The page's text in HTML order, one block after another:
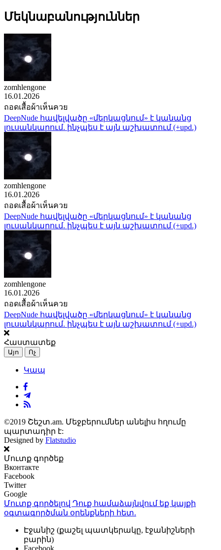
Մեկնաբանություններ
zomhlengone
16.01.2026
ถอดเสื้อผ้าเห็นควย
DeepNude հավելվածը «մերկացնում» է կանանց
լուսանկարում. ինչպես է այն աշխատում (+upd.)
zomhlengone
16.01.2026
ถอดเสื้อผ้าเห็นควย
DeepNude հավելվածը «մերկացնում» է կանանց
լուսանկարում. ինչպես է այն աշխատում (+upd.)
zomhlengone
16.01.2026
ถอดเสื้อผ้าเห็นควย
DeepNude հավելվածը «մերկացնում» է կանանց
լուսանկարում. ինչպես է այն աշխատում (+upd.)
Հաստատեք
Այո Ոչ
Կապ
©2019 Շեշտ.am. Մեջբերումներ անելիս հղումը
պարտադիր է:
Designed by Flatstudio
Մուտք գործեք
Вконтакте
Facebook
Twitter
Google
Մուտք գործելով Դուք համաձայնվում եք կայքի
օգտագործման օրենքների հետ.
Էջանիշ (քաշել պատկերակը, էջանիշների
բարին)
Facebook